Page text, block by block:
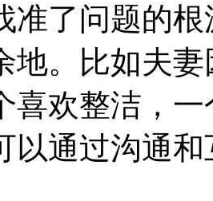
准了问题的
地。比如夫
喜欢整洁，
以通过沟通